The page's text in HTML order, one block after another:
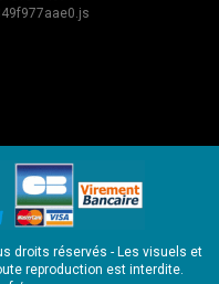
droits réservés - Les visuels et
reproduction est interdite.